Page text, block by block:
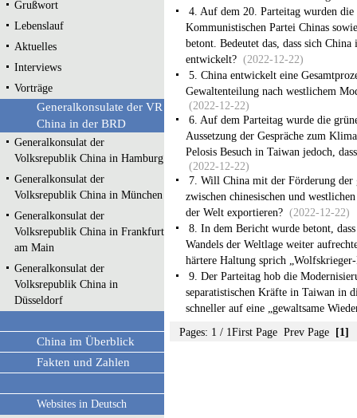
Grußwort
Lebenslauf
Aktuelles
Interviews
Vorträge
Generalkonsulate der VR
China in der BRD
Generalkonsulat der
Volksrepublik China in Hamburg
Generalkonsulat der
Volksrepublik China in München
Generalkonsulat der
Volksrepublik China in Frankfurt
am Main
Generalkonsulat der
Volksrepublik China in
Düsseldorf
China im Überblick
Fakten und Zahlen
Websites in Deutsch
4. Auf dem 20. Parteitag wurden
Kommunistischen Partei Chinas
betont. Bedeutet das, dass sich
entwickelt? (2022-12-22)
5. China entwickelt eine
Gewaltenteilung nach westlichem
(2022-12-22)
6. Auf dem Parteitag wurde die
Aussetzung der Gespräche zum
Pelosis Besuch in Taiwan jedoch,
(2022-12-22)
7. Will China mit der Förderung der
zwischen chinesischen und
der Welt exportieren? (2022-12-22)
8. In dem Bericht wurde betont,
Wandels der Weltlage weiter
härtere Haltung sprich
9. Der Parteitag hob die
separatistischen Kräfte in Taiwan in
schneller auf eine „gewaltsame
Pages: 1 / 1First Page Prev Page [1]